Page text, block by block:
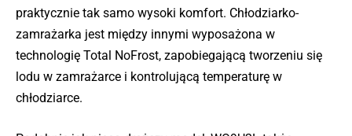
praktycznie tak samo wysoki komfort. Chłodziarko-
zamrażarka jest między innymi wyposażona w
technologię Total NoFrost, zapobiegającą tworzeniu się
lodu w zamrażarce i kontrolującą temperaturę w
chłodziarce.